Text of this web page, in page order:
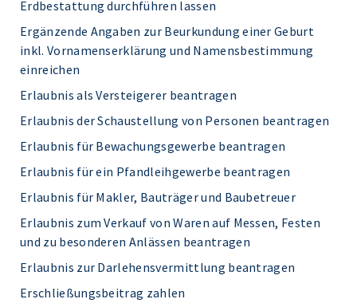
Erdbestattung durchführen lassen
Ergänzende Angaben zur Beurkundung einer Geburt
inkl. Vornamenserklärung und Namensbestimmung
einreichen
Erlaubnis als Versteigerer beantragen
Erlaubnis der Schaustellung von Personen beantragen
Erlaubnis für Bewachungsgewerbe beantragen
Erlaubnis für ein Pfandleihgewerbe beantragen
Erlaubnis für Makler, Bauträger und Baubetreuer
Erlaubnis zum Verkauf von Waren auf Messen, Festen
und zu besonderen Anlässen beantragen
Erlaubnis zur Darlehensvermittlung beantragen
Erschließungsbeitrag zahlen